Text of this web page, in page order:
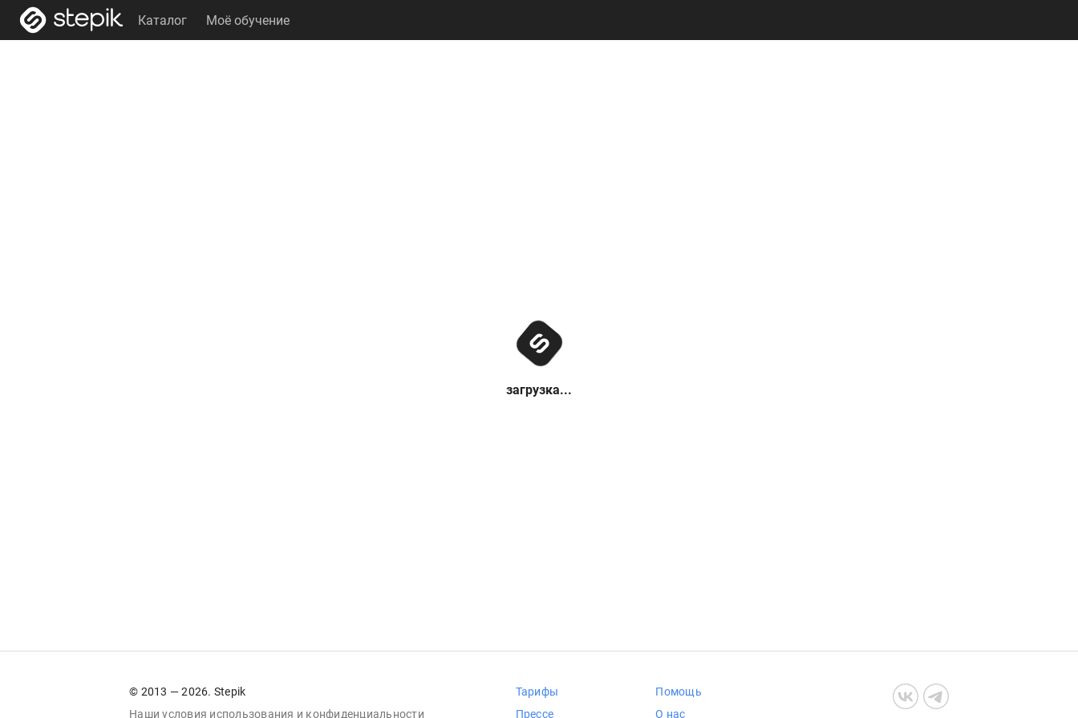
Каталог Моё обучение
загрузка...
© 2013 — 2026. Stepik
Наши условия использования и конфиденциальности
Тарифы
Прессе
Помощь
О нас